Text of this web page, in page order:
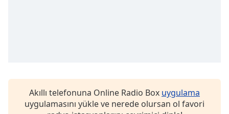
Akıllı telefonuna Online Radio Box uygulama
uygulamasını yükle ve nerede olursan ol favori